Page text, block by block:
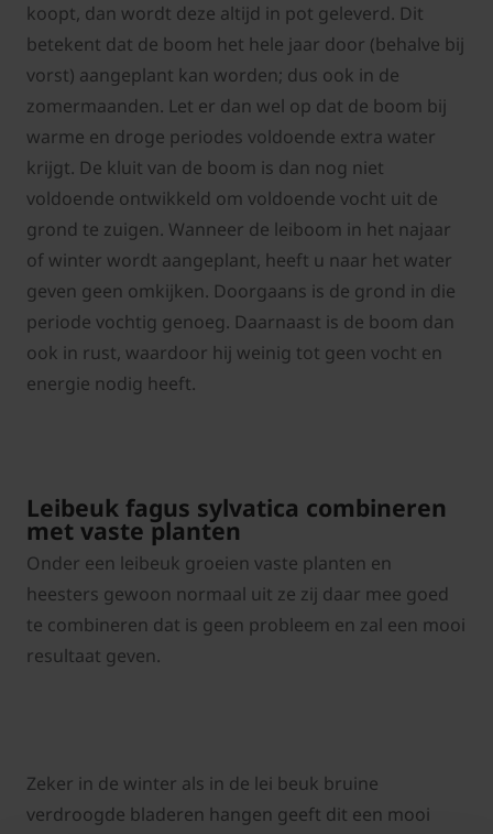
koopt, dan wordt deze altijd in pot geleverd. Dit
betekent dat de boom het hele jaar door (behalve bij
vorst) aangeplant kan worden; dus ook in de
zomermaanden. Let er dan wel op dat de boom bij
warme en droge periodes voldoende extra water
krijgt. De kluit van de boom is dan nog niet
voldoende ontwikkeld om voldoende vocht uit de
grond te zuigen. Wanneer de leiboom in het najaar
of winter wordt aangeplant, heeft u naar het water
geven geen omkijken. Doorgaans is de grond in die
periode vochtig genoeg. Daarnaast is de boom dan
ook in rust, waardoor hij weinig tot geen vocht en
energie nodig heeft.
Leibeuk fagus sylvatica combineren
met vaste planten
Onder een leibeuk groeien vaste planten en
heesters gewoon normaal uit ze zij daar mee goed
te combineren dat is geen probleem en zal een mooi
resultaat geven.
Zeker in de winter als in de lei beuk bruine
verdroogde bladeren hangen geeft dit een mooi